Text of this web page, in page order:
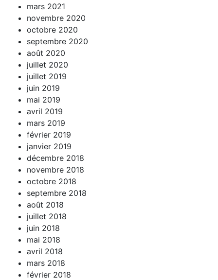
mars 2021
novembre 2020
octobre 2020
septembre 2020
août 2020
juillet 2020
juillet 2019
juin 2019
mai 2019
avril 2019
mars 2019
février 2019
janvier 2019
décembre 2018
novembre 2018
octobre 2018
septembre 2018
août 2018
juillet 2018
juin 2018
mai 2018
avril 2018
mars 2018
février 2018